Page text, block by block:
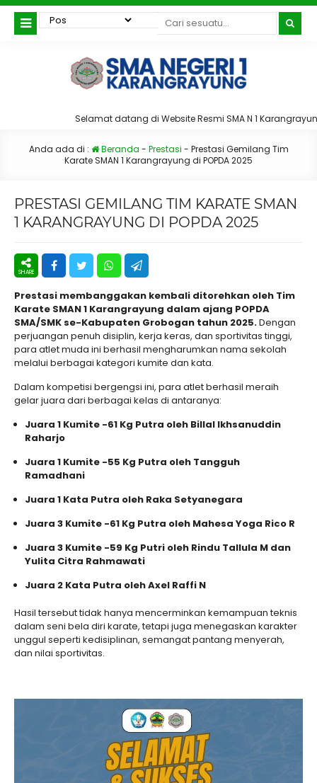
Selamat datang di Website Resmi SMA N 1
Anda ada di : Beranda - Prestasi - Prestasi Gemilang Tim
Karate SMAN 1 Karangrayung di POPDA 2025
PRESTASI GEMILANG TIM KARATE SMAN
1 KARANGRAYUNG DI POPDA 2025
Prestasi membanggakan kembali ditorehkan oleh Tim
Karate SMAN 1 Karangrayung dalam ajang POPDA
SMA/SMK se-Kabupaten Grobogan tahun 2025.Dengan
perjuangan penuh disiplin, kerja keras, dan sportivitas tinggi,
para atlet muda ini berhasil mengharumkan nama sekolah
melalui berbagai kategori kumite dan kata.
Dalam kompetisi bergengsi ini, para atlet berhasil meraih
gelar juara dari berbagai kelas di antaranya:
Juara 1 Kumite -61 Kg Putra oleh Billal Ikhsanuddin
Raharjo
Juara 1 Kumite -55 Kg Putra oleh Tangguh
Ramadhani
Juara 1 Kata Putra oleh Raka Setyanegara
Juara 3 Kumite -61 Kg Putra oleh Mahesa Yoga Rico R
Juara 3 Kumite -59 Kg Putri oleh Rindu Tallula M dan
Yulita Citra Rahmawati
Juara 2 Kata Putra oleh Axel Raffi N
Hasil tersebut tidak hanya mencerminkan kemampuan teknis
dalam seni bela diri karate, tetapi juga menegaskan karakter
unggul seperti kedisiplinan, semangat pantang menyerah,
dan nilai sportivitas.